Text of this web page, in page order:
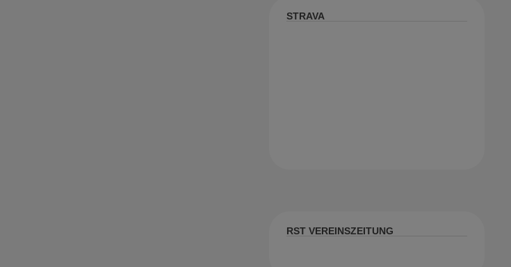
STRAVA
RST VEREINSZEITUNG